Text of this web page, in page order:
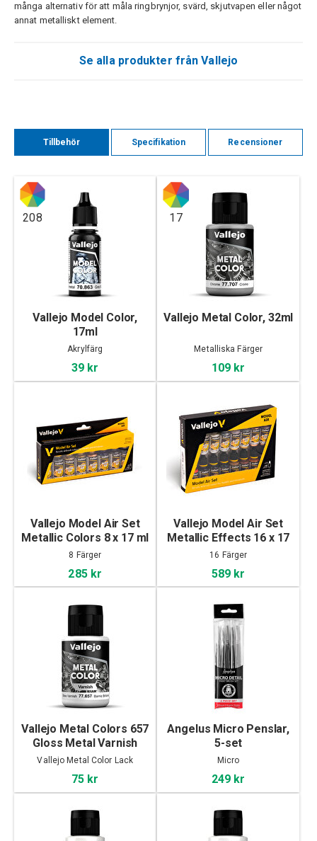
många alternativ för att måla ringbrynjor, svärd, skjutvapen eller något
annat metalliskt element.
Se alla produkter från Vallejo
Tillbehör Specifikation Recensioner
208
Vallejo Model Color,
17ml
Akrylfärg
39 kr
17
Vallejo Metal Color, 32ml
Metalliska Färger
109 kr
Vallejo Model Air Set
Metallic Colors 8 x 17 ml
8 Färger
285 kr
Vallejo Model Air Set
Metallic Effects 16 x 17
ml
16 Färger
589 kr
Vallejo Metal Colors 657
Gloss Metal Varnish
32ml
Vallejo Metal Color Lack
75 kr
Angelus Micro Penslar,
5-set
Micro
249 kr